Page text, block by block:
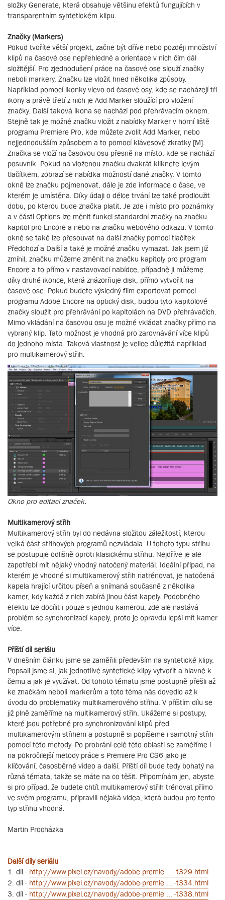
složky Generate, která obsahuje většinu efektů fungujících v
transparentním syntetickém klipu.
Značky (Markers)
Pokud tvoříte větší projekt, začne být dříve nebo později množství
klipů na časové ose nepřehledné a orientace v nich čím dál
složitější. Pro zjednodušení práce na časové ose slouží značky
neboli markery. Značku lze vložit hned několika způsoby.
Například pomocí ikonky vlevo od časové osy, kde se nacházejí tři
ikony a právě třetí z nich je Add Marker sloužící pro vložení
značky. Další taková ikona se nachází pod přehrávacím oknem.
Stejně tak je možné značku vložit z nabídky Marker v horní liště
programu Premiere Pro, kde můžete zvolit Add Marker, nebo
nejjednodušším způsobem a to pomocí klávesové zkratky [M].
Značka se vloží na časovou osu přesně na místo, kde se nachází
posuvník. Pokud na vloženou značku dvakrát kliknete levým
tlačítkem, zobrazí se nabídka možností dané značky. V tomto
okně lze značku pojmenovat, dále je zde informace o čase, ve
kterém je umístěna. Díky údaji o délce trvání lze také prodloužit
dobu, po kterou bude značka platit. Je zde i místo pro poznámky
a v části Options lze měnit funkci standardní značky na značku
kapitol pro Encore a nebo na značku webového odkazu. V tomto
okně se také lze přesouvat na další značky pomocí tlačítek
Předchozí a Další a také je možné značku vymazat. Jak jsem již
zmínil, značku můžeme změnit na značku kapitoly pro program
Encore a to přímo v nastavovací nabídce, případně ji můžeme
díky druhé ikonce, která znázorňuje disk, přímo vytvořit na
časové ose. Pokud budete výsledný film exportovat pomocí
programu Adobe Encore na optický disk, budou tyto kapitolové
značky sloužit pro přehrávání po kapitolách na DVD přehrávačích.
Mimo vkládání na časovou osu je možné vkládat značky přímo na
vybraný klip. Tato možnost je vhodná pro zarovnávání více klipů
do jednoho místa. Taková vlastnost je velice důležitá například
pro multikamerový střih.
Okno pro editaci značek.
Multikamerový střih
Multikamerový střih byl do nedávna složitou záležitostí, kterou
velká část střihových programů nezvládala. U tohoto typu střihu
se postupuje odlišně oproti klasickému střihu. Nejdříve je ale
zapotřebí mít nějaký vhodný natočený materiál. Ideální případ, na
kterém je vhodné si multikamerový střih natrénovat, je natočená
kapela hrající určitou píseň a snímaná současně z několika
kamer, kdy každá z nich zabírá jinou část kapely. Podobného
efektu lze docílit i pouze s jednou kamerou, zde ale nastává
problém se synchronizací kapely, proto je opravdu lepší mít kamer
více.
Příští díl seriálu
V dnešním článku jsme se zaměřili především na syntetické klipy.
Popsali jsme si, jak jednotlivé syntetické klipy vytvořit a hlavně k
čemu a jak je využívat. Od tohoto tématu jsme postupně přešli až
ke značkám neboli markerům a toto téma nás dovedlo až k
úvodu do problematiky multikamerového střihu. V příštím dílu se
již plně zaměříme na multikamerový střih. Ukážeme si postupy,
které jsou potřebné pro synchronizování klipů před
multikamerovým střihem a postupně si popíšeme i samotný střih
pomocí této metody. Po probrání celé této oblasti se zaměříme i
na pokročilejší metody práce s Premiere Pro CS6 jako je
klíčování, časosběrné video a další. Příští díl bude tedy bohatý na
různá témata, takže se máte na co těšit. Připomínám jen, abyste
si pro případ, že budete chtít multikamerový střih trénovat přímo
ve svém programu, připravili nějaká videa, která budou pro tento
typ střihu vhodná.
Martin Procházka
Další díly seriálu
1. díl - http://www.pixel.cz/navody/adobe-premie ... -t329.html
2. díl - http://www.pixel.cz/navody/adobe-premie ... -t334.html
3. díl - http://www.pixel.cz/navody/adobe-premie ... -t338.html